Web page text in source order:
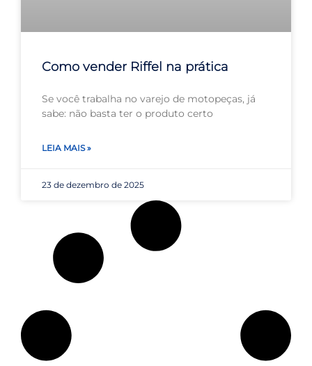
Como vender Riffel na prática
Se você trabalha no varejo de motopeças, já
sabe: não basta ter o produto certo
LEIA MAIS »
23 de dezembro de 2025